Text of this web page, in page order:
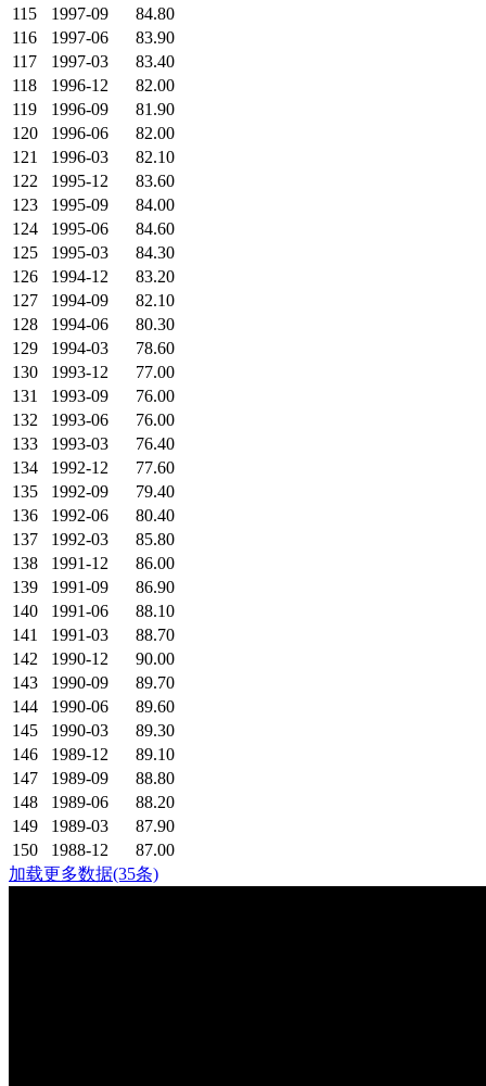
115
1997-09
84.80
116
1997-06
83.90
117
1997-03
83.40
118
1996-12
82.00
119
1996-09
81.90
120
1996-06
82.00
121
1996-03
82.10
122
1995-12
83.60
123
1995-09
84.00
124
1995-06
84.60
125
1995-03
84.30
126
1994-12
83.20
127
1994-09
82.10
128
1994-06
80.30
129
1994-03
78.60
130
1993-12
77.00
131
1993-09
76.00
132
1993-06
76.00
133
1993-03
76.40
134
1992-12
77.60
135
1992-09
79.40
136
1992-06
80.40
137
1992-03
85.80
138
1991-12
86.00
139
1991-09
86.90
140
1991-06
88.10
141
1991-03
88.70
142
1990-12
90.00
143
1990-09
89.70
144
1990-06
89.60
145
1990-03
89.30
146
1989-12
89.10
147
1989-09
88.80
148
1989-06
88.20
149
1989-03
87.90
150
1988-12
87.00
加载更多数据(35条)